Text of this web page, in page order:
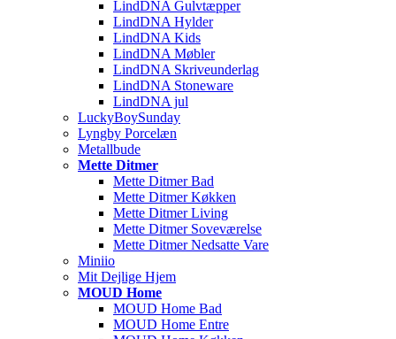
LindDNA Gulvtæpper
LindDNA Hylder
LindDNA Kids
LindDNA Møbler
LindDNA Skriveunderlag
LindDNA Stoneware
LindDNA jul
LuckyBoySunday
Lyngby Porcelæn
Metallbude
Mette Ditmer
Mette Ditmer Bad
Mette Ditmer Køkken
Mette Ditmer Living
Mette Ditmer Soveværelse
Mette Ditmer Nedsatte Vare
Miniio
Mit Dejlige Hjem
MOUD Home
MOUD Home Bad
MOUD Home Entre